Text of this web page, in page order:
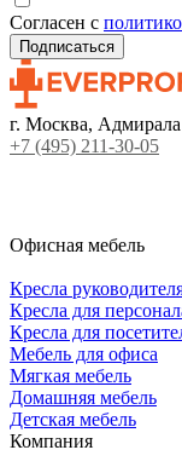
Согласен с
г. Москва,
+7 (495) 211-30-05
Офисная мебель
Кресла
Кресла для
Кресла для
Мебель для офиса
Мягкая мебель
Домашняя мебель
Детская мебель
Компания